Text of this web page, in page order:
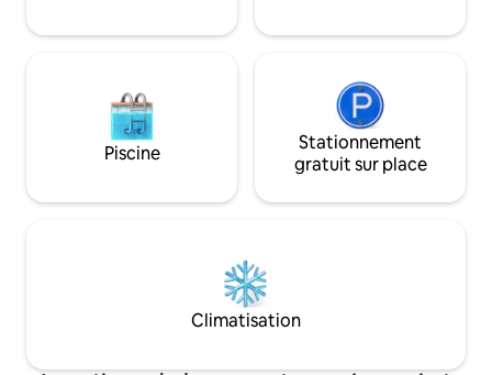
chauffage central ou de climatisation,
climatisation. La maison est entièrement
rénovée et divisée en trois étages. Le
dernier étage dispose de deux
chambres avec salle de bains privative.
radiateur au cas où il ferait un peu froid.
cuisine. Devant le séjour, il y a une belle
terrasse couverte donnant sur la piscine
et le jardin où vous pourrez prendre le
petit déjeuner tous les matins. Le jardin
séjour. Le rez-de-chaussée dispose
Piscine
Stationnement
gratuit sur place
Climatisation